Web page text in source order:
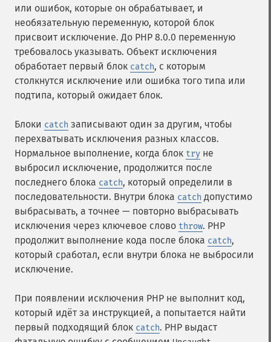
или ошибок, которые он обрабатывает, и
необязательную переменную, которой блок
присвоит исключение. До PHP 8.0.0 переменную
требовалось указывать. Объект исключения
обработает первый блок catch, с которым
столкнутся исключение или ошибка того типа или
подтипа, который ожидает блок.
Блоки catch записывают один за другим, чтобы
перехватывать исключения разных классов.
Нормальное выполнение, когда блок try не
выбросил исключение, продолжится после
последнего блока catch, который определили в
последовательности. Внутри блока catch допустимо
выбрасывать, а точнее — повторно выбрасывать
исключения через ключевое слово throw. PHP
продолжит выполнение кода после блока catch,
который сработал, если внутри блока не выбросили
исключение.
При появлении исключения PHP не выполнит код,
который идёт за инструкцией, а попытается найти
первый подходящий блок catch. PHP выдаст